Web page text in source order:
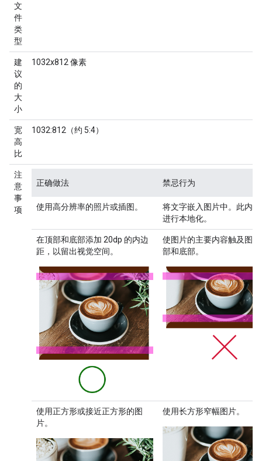
文
件
类
型
建
议
的
大
小
1032x812 像素
宽
高
比
1032:812（约 5:4）
注
意
事
项
正确做法 禁忌行为
使用高分辨率的照片或插图。
将文字嵌入图片中。此内
进行本地化。
在顶部和底部添加 20dp 的内边
距，以留出视觉空间。
使图片的主要内容触及图
部和底部。
使用正方形或接近正方形的图
片。
使用长方形窄幅图片。